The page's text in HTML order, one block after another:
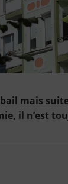
mais
il n’est
dû dès la